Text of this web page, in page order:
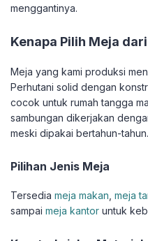
menggantinya.
Kenapa Pilih Meja
Meja yang kami produksi
Perhutani solid dengan
cocok untuk rumah tangga
sambungan dikerjakan
meski dipakai bertahun-tahun.
Pilihan Jenis Meja
Tersedia meja makan meja
sampai meja kantor untuk